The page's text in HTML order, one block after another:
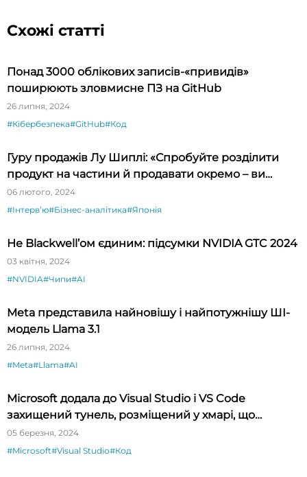
Схожі статті
Понад 3000 облікових записів-«привидів»
поширюють зловмисне ПЗ на GitHub
26 липня, 2024
#Кібербезпека#GitHub#Код
Гуру продажів Лу Шиплі: «Спробуйте розділити
продукт на частини й продавати окремо – ви
будете вражені»
06 лютого, 2024
#Інтервʼю#Бізнес-аналітика#Японія
Не Blackwell’ом єдиним: підсумки NVIDIA GTC 2024
03 квітня, 2024
#NVIDIA#Чипи#AI
Meta представила найновішу і найпотужнішу ШІ-
модель Llama 3.1
26 липня, 2024
#Meta#Llama#AI
Microsoft додала до Visual Studio і VS Code
захищений тунель, розміщений у хмарі, що
спрощує тестування API
05 березня, 2024
#Microsoft#Visual Studio#Код